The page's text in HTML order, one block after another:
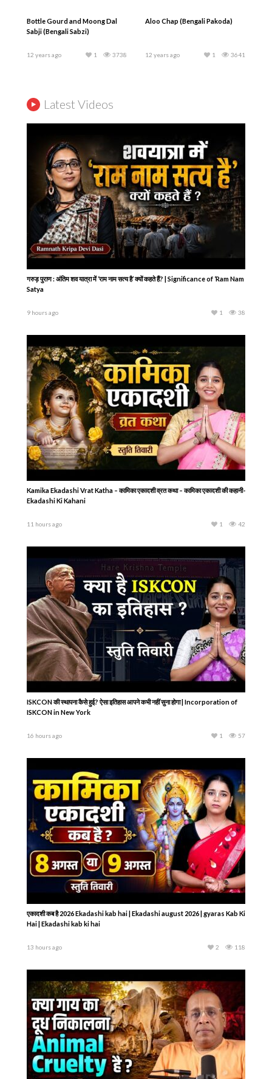
Bottle Gourd and Moong Dal
Sabji (Bengali Sabzi)
12 years ago 3738
1
Aloo Chap (Bengali Pakoda)
12 years ago 3641
1
Latest Videos
गरुड़ पुराण : अंतिम शव यात्रा में ‘राम नाम सत्य है’ क्यों कहते हैं? | Significance of ‘Ram Nam
Satya
9 hours ago 38
1
Kamika Ekadashi Vrat Katha – कामिका एकादशी व्रत कथा – कामिका एकादशी की कहानी-
Ekadashi Ki Kahani
11 hours ago 42
1
ISKCON की स्थापना कैसे हुई? ऐसा इतिहास आपने कभी नहीं सुना होगा | Incorporation of
ISKCON in New York
16 hours ago 57
1
एकादशी कब है 2026 Ekadashi kab hai | Ekadashi august 2026 | gyaras Kab Ki
Hai | Ekadashi kab ki hai
13 hours ago 118
2